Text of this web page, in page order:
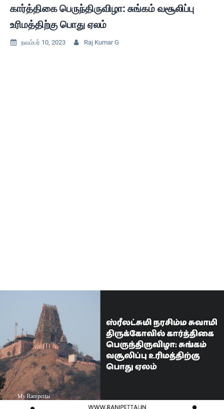
கார்த்திகை பெருந்திருவிழா: சுங்கம் வசூலிப்பு
உரிமத்திற்கு பொது ஏலம்
 நவம்பர் 10, 2023  Raj Kumar G